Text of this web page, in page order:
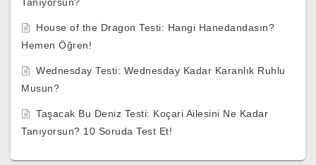
House of the Dragon Testi: Hangi Hanedandasın?
Hemen Öğren!
Wednesday Testi: Wednesday Kadar Karanlık Ruhlu
Musun?
Taşacak Bu Deniz Testi: Koçari Ailesini Ne Kadar
Tanıyorsun? 10 Soruda Test Et!